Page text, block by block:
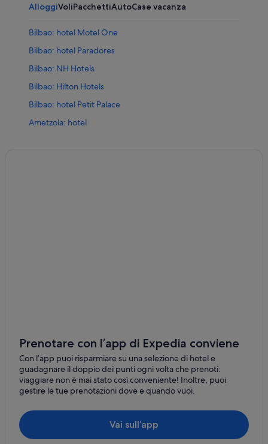
AlloggiVoliPacchettiAutoCase vacanza
Bilbao: hotel Motel One
Bilbao: hotel Paradores
Bilbao: NH Hotels
Bilbao: Hilton Hotels
Bilbao: hotel Petit Palace
Ametzola: hotel
Ibaiondo: hotel
Zorrotza: hotel
Bilbao la Vieja: hotel
Casco Viejo: hotel
Basurtu: hotel
Hospital de Basurto: hotel nelle vicinanze
Prenotare con l’app di Expedia conviene
Con l’app puoi risparmiare su una selezione di hotel e
guadagnare il doppio dei punti ogni volta che prenoti:
viaggiare non è mai stato così conveniente! Inoltre, puoi
gestire le tue prenotazioni dove e quando vuoi.
Vai sull’app